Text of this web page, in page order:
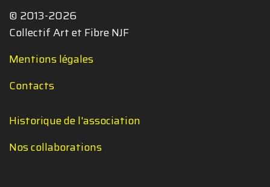
© 2013-2026
Collectif Art et Fibre NJF
Mentions légales
Contacts
Historique de l'association
Nos collaborations